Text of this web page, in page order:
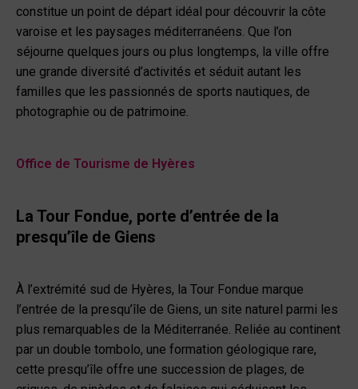
constitue un point de départ idéal pour découvrir la côte
varoise et les paysages méditerranéens. Que l’on
séjourne quelques jours ou plus longtemps, la ville offre
une grande diversité d’activités et séduit autant les
familles que les passionnés de sports nautiques, de
photographie ou de patrimoine.
Office de Tourisme de Hyères
La Tour Fondue, porte d’entrée de la
presqu’île de Giens
À l’extrémité sud de Hyères, la Tour Fondue marque
l’entrée de la presqu’île de Giens, un site naturel parmi les
plus remarquables de la Méditerranée. Reliée au continent
par un double tombolo, une formation géologique rare,
cette presqu’île offre une succession de plages, de